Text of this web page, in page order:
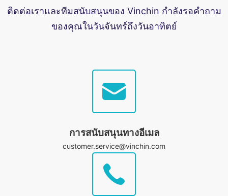
ติดต่อเราและทีมสนับสนุนของ Vinchin กำลังรอคำถาม
ของคุณในวันจันทร์ถึงวันอาทิตย์
การสนับสนุนทางอีเมล
customer.service@vinchin.com